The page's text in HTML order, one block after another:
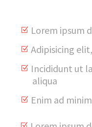
Lorem ipsum
Adipisicing
Incididunt ut
aliqua
Enim ad